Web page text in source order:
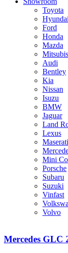
Toyota
Hyundai
Ford
Honda
Mazda
Audi
Bentley
Kia
Nissan
Isuzu
BMW
Jaguar
Land
Lexus
Maserati
Mini
Porsche
Subaru
Suzuki
Vinfast
Volvo
Mercedes GLC